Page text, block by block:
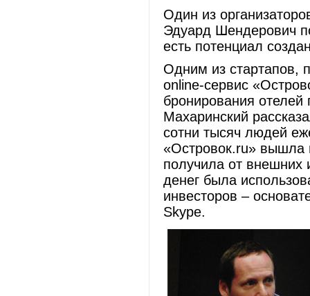
Один из
Эдуард Шендерович
есть потенциал
Одним из стартапов,
online-сервис
бронирования
Махаринский
сотни тысяч людей
«Островок.ru» вышла
получила от внешних
денег была
инвесторов –
Skype.